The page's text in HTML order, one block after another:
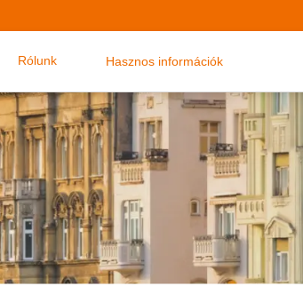
Rólunk Hasznos információk